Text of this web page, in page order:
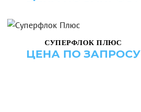
ДОБАВИТЬ В КОРЗИНУ
СУПЕРФЛОК ПЛЮС
ЦЕНА ПО ЗАПРОСУ